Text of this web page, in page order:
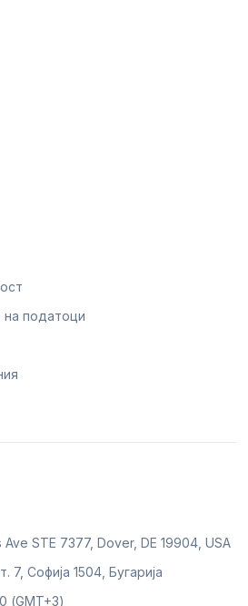
податоци
STE 7377, Dover, DE 19904, USA
Софија 1504, Бугарија
(GMT+3)